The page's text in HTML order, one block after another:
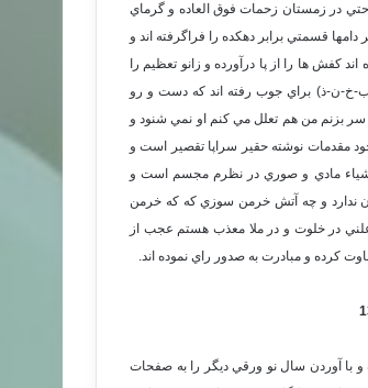
در زمستان زحمات فوق العاده و گرماي
قسمتي برابر دهكده را فراگرفته اند و
ها را از پا درآورده و زانو تعظيم را
(ب-خ-ن-ذ) براي جوب رفته اند كه دست و رو
بزنم من هم تعلل مي كنم او نمي شنود و
مقدمات نوشته حقير سراپا تقصير است و
اشياء مادي و صوري در نظرم مجسم است و
ندارد و چه آتش خرمن سوزي كه كه خرمن
در خلوت و در ملا معذب هستم عجب از
و مبادرت به صدور راي نموده اند.
و با آوردن سال نو ورقي ديگر را به صفحات